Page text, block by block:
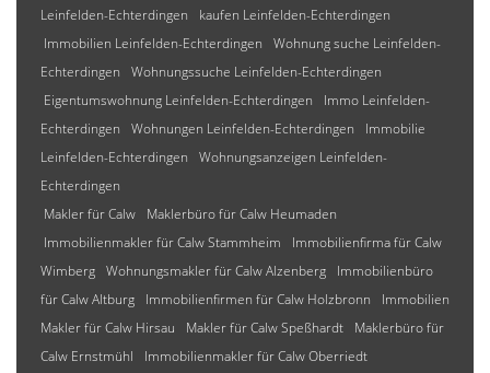
Leinfelden-Echterdingen
kaufen Leinfelden-Echterdingen
Immobilien Leinfelden-Echterdingen
Wohnung suche Leinfelden-
Echterdingen
Wohnungssuche Leinfelden-Echterdingen
Eigentumswohnung Leinfelden-Echterdingen
Immo Leinfelden-
Echterdingen
Wohnungen Leinfelden-Echterdingen
Immobilie
Leinfelden-Echterdingen
Wohnungsanzeigen Leinfelden-
Echterdingen
Makler für Calw
Maklerbüro für Calw Heumaden
Immobilienmakler für Calw Stammheim
Immobilienfirma für Calw
Wimberg Wohnungsmakler für Calw Alzenberg
Immobilienbüro
für Calw Altburg
Immobilienfirmen für Calw Holzbronn
Immobilien
Makler für Calw Hirsau
Makler für Calw Speßhardt
Maklerbüro für
Calw Ernstmühl
Immobilienmakler für Calw Oberriedt